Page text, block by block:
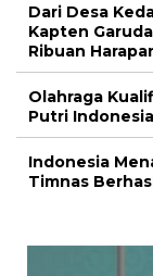
Dari Desa
Kapten
Ribuan
Olahraga
Putri
Indonesia
Timnas